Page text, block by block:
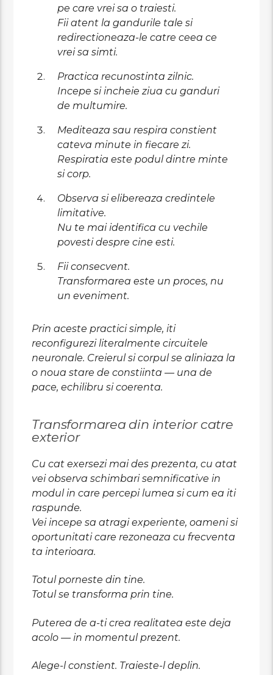
pe care vrei sa o traiesti.
Fii atent la gandurile tale si
redirectioneaza-le catre ceea ce
vrei sa simti.
Practica recunostinta zilnic.
Incepe si incheie ziua cu ganduri
de multumire.
Mediteaza sau respira constient
cateva minute in fiecare zi.
Respiratia este podul dintre minte
si corp.
Observa si elibereaza credintele
limitative.
Nu te mai identifica cu vechile
povesti despre cine esti.
Fii consecvent.
Transformarea este un proces, nu
un eveniment.
Prin aceste practici simple, iti
reconfigurezi literalmente circuitele
neuronale. Creierul si corpul se aliniaza la
o noua stare de constiinta — una de
pace, echilibru si coerenta.
Transformarea din interior catre
exterior
Cu cat exersezi mai des prezenta, cu atat
vei observa schimbari semnificative in
modul in care percepi lumea si cum ea iti
raspunde.
Vei incepe sa atragi experiente, oameni si
oportunitati care rezoneaza cu frecventa
ta interioara.
Totul porneste din tine.
Totul se transforma prin tine.
Puterea de a-ti crea realitatea este deja
acolo — in momentul prezent.
Alege-l constient. Traieste-l deplin.